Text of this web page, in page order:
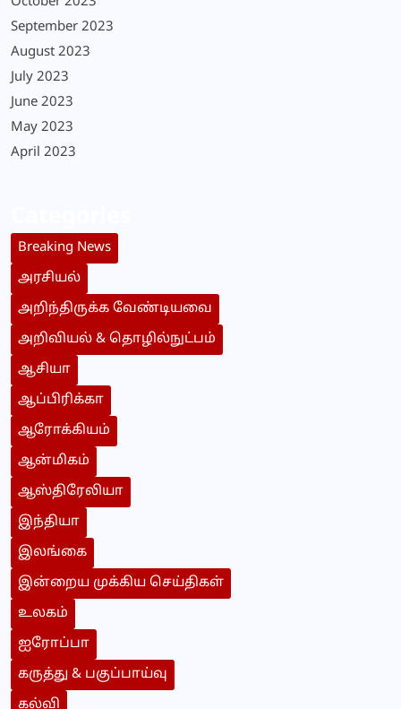
September 2023
August 2023
July 2023
June 2023
May 2023
April 2023
Breaking News
அரசியல்
அறிந்திருக்க வேண்டியவை
அறிவியல் & தொழில்நுட்பம்
ஆசியா
ஆப்பிரிக்கா
ஆரோக்கியம்
ஆன்மிகம்
ஆஸ்திரேலியா
இந்தியா
இலங்கை
இன்றைய முக்கிய செய்திகள்
உலகம்
ஐரோப்பா
கருத்து & பகுப்பாய்வு
கல்வி